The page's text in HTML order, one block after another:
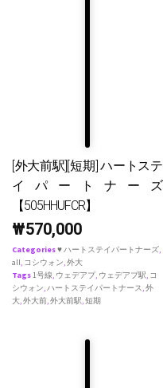
[外大前駅][短期] ハートステ
イパートナーズ
【505HHUFCR】
₩570,000
Categories♥ ハートステイパートナーズ,
all, コシウォン,外大
Tags1号線, ウェデアプ, ウェデアプ駅, コ
シウォン,ハートステイパートナース,外
大,外大前,外大前駅,短期